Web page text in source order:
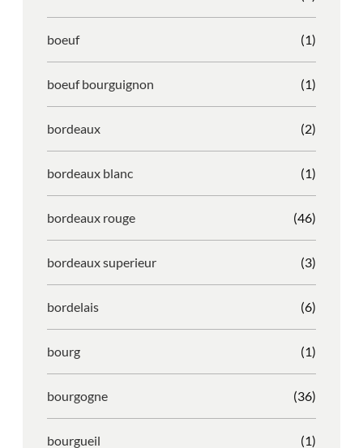
boeuf (1)
boeuf bourguignon (1)
bordeaux (2)
bordeaux blanc (1)
bordeaux rouge (46)
bordeaux superieur (3)
bordelais (6)
bourg (1)
bourgogne (36)
bourgueil (1)